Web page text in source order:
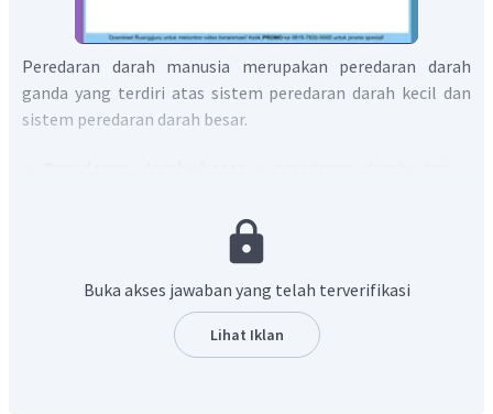
Peredaran darah manusia merupakan peredaran darah
ganda yang terdiri atas sistem peredaran darah kecil dan
sistem peredaran darah besar.
Darah mengalir dari ventrikel kiri → aorta → seluruh
tubuh → vena kava → atrium kanan.
ke paru-paru dan kembali ke jantung. darah mengalir
dari ventrikel kanan → arteri pulmonalis → paru -
paru → vena pulmonalis → atrium kiri.
Buka akses jawaban yang telah terverifikasi
Lihat Iklan